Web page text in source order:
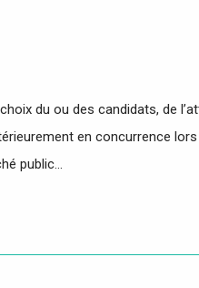
du ou des candidats, de
en concurrence lors
public…